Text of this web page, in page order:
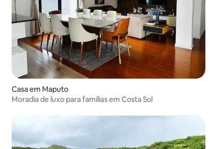
Casa em Maputo
Moradia de luxo para famílias em Costa Sol